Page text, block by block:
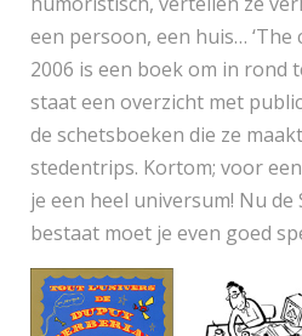
een persoon, een huis… ‘The
2006 is een boek om in rond
staat een overzicht met
de schetsboeken die ze
stedentrips. Kortom; voor
je een heel universum! Nu
bestaat moet je even goed